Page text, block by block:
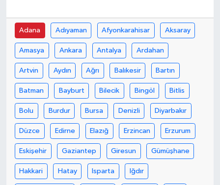
Adana Adıyaman Afyonkarahisar Aksaray
Amasya Ankara Antalya Ardahan
Artvin Aydın Ağrı Balıkesir Bartın
Batman Bayburt Bilecik Bingöl Bitlis
Bolu Burdur Bursa Denizli Diyarbakır
Düzce Edirne Elazığ Erzincan Erzurum
Eskişehir Gaziantep Giresun Gümüşhane
Hakkari Hatay Isparta Iğdır